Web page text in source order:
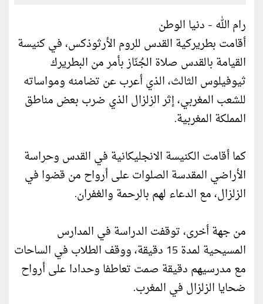
رام الله - دنيا الوطن
أقامت بطريركية القدس للروم الأرثوذكس، في كنيسة
القيامة بالقدس صلاة الجُنّاز بأمر من البطريرك
ثيوفيلوس الثالث، الذي أعرب عن تضامنه ومواساته
للشعب المغربي، إثر الزلزال الذي ضرب بعض مناطق
المملكة المغربية.
كما أقامت الكنيسة الانجليكانية في القدس وحراسة
الأراضي المقدسة الصلوات على أرواح من قضوا في
الزلزال، مع الدعاء لهم بالرحمة والغفران.
من جهة أخرى، توقفت الدراسة في المدارس
المسيحية لمدة 15 دقيقة، ووقف الطلاب في الساحات
مع مدرسيهم دقيقة صمت تعاطفا وحدادا على أرواح
ضحايا الزلزال في المغرب.